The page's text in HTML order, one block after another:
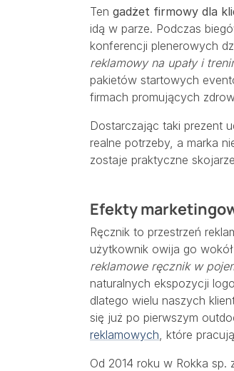
Ten gadżet firmowy dla
idą w parze. Podczas
konferencji plenerowych
reklamowy na upały i
pakietów startowych
firmach promujących
Dostarczając taki prezent
realne potrzeby, a marka
zostaje praktyczne
Efekty
Ręcznik to przestrzeń
użytkownik owija go
reklamowe ręcznik w
naturalnych ekspozycji
dlatego wielu naszych
się już po pierwszym
reklamowych , które
Od 2014 roku w Rokka